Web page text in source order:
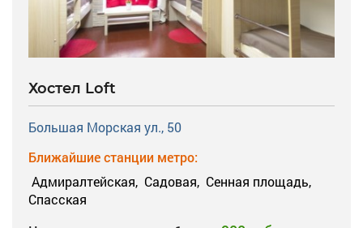
Хостел Loft
Большая Морская ул., 50
Ближайшие станции метро:
Адмиралтейская, Садовая, Сенная площадь,
Спасская